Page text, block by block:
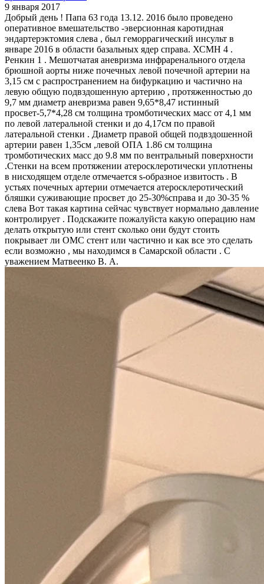
9 января 2017
Добрый день ! Папа 63 года 13.12. 2016 было проведено
оперативное вмешательство -эверсионная каротидная
эндартерэктомия слева , был геморрагический инсульт в
январе 2016 в области базальных ядер справа. ХСМН 4 .
Ренкин 1 . Мешотчатая аневризма инфраренального отдела
брюшной аорты ниже почечных левой почечной артерии на
3,15 см с распространением на бифуркацию и частично на
левую общую подвздошенную артерию , протяженностью до
9,7 мм диаметр аневризма равен 9,65*8,47 истинный
просвет-5,7*4,28 см толщина тромботических масс от 4,1 мм
по левой латеральной стенки и до 4,17см по правой
латеральной стенки . Диаметр правой общей подвздошенной
артерии равен 1,35см ,левой ОПА 1.86 см толщина
тромботических масс до 9.8 мм по вентральный поверхности
.Стенки на всем протяжении атеросклеротически уплотнены
в нисходящем отделе отмечается s-образное извитость . В
устьях почечных артерии отмечается атеросклеротический
бляшки суживающие просвет до 25-30%справа и до 30-35 %
слева Вот такая картина сейчас чувствует нормально давление
контролирует . Подскажите пожалуйста какую операцию нам
делать открытую или стент сколько они будут стоить
покрывает ли ОМС стент или частично и как все это сделать
если возможно , мы находимся в Самарской области . С
уважением Матвеенко В. А.